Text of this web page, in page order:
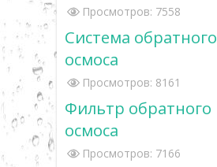
Просмотров: 7558
Система обратного
осмоса
Просмотров: 8161
Фильтр обратного
осмоса
Просмотров: 7166